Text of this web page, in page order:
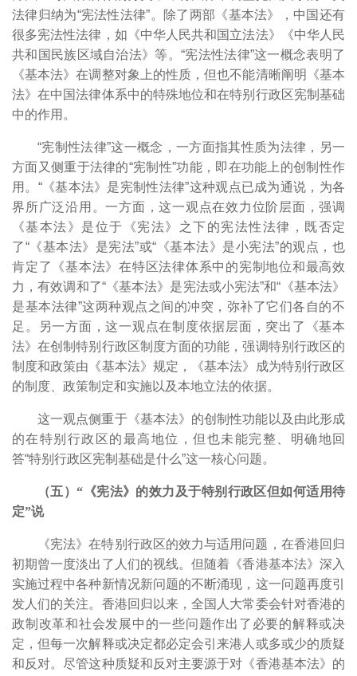
法律归纳为“宪法性法律”。除了两部《基本法》，中国还有
很多宪法性法律，如《中华人民共和国立法法》《中华人民
共和国民族区域自治法》等。“宪法性法律”这一概念表明了
《基本法》在调整对象上的性质，但也不能清晰阐明《基本
法》在中国法律体系中的特殊地位和在特别行政区宪制基础
中的作用。
“宪制性法律”这一概念，一方面指其性质为法律，另一
方面又侧重于法律的“宪制性”功能，即在功能上的创制性作
用。“《基本法》是宪制性法律”这种观点已成为通说，为各
界所广泛沿用。一方面，这一观点在效力位阶层面，强调
《基本法》是位于《宪法》之下的宪法性法律，既否定
了“《基本法》是宪法”或“《基本法》是小宪法”的观点，也
肯定了《基本法》在特区法律体系中的宪制地位和最高效
力，有效调和了“《基本法》是宪法或小宪法”和“《基本法》
是基本法律”这两种观点之间的冲突，弥补了它们各自的不
足。另一方面，这一观点在制度依据层面，突出了《基本
法》在创制特别行政区制度方面的功能，强调特别行政区的
制度和政策由《基本法》规定，《基本法》成为特别行政区
的制度、政策制定和实施以及本地立法的依据。
这一观点侧重于《基本法》的创制性功能以及由此形成
的在特别行政区的最高地位，但也未能完整、明确地回
答“特别行政区宪制基础是什么”这一核心问题。
（五）“《宪法》的效力及于特别行政区但如何适用待
定”说
《宪法》在特别行政区的效力与适用问题，在香港回归
初期曾一度淡出了人们的视线。但随着《香港基本法》深入
实施过程中各种新情况新问题的不断涌现，这一问题再度引
发人们的关注。香港回归以来，全国人大常委会针对香港的
政制改革和社会发展中的一些问题作出了必要的解释或决
定，但每一次解释或决定都必定会引来港人或多或少的质疑
和反对。尽管这种质疑和反对主要源于对《香港基本法》的